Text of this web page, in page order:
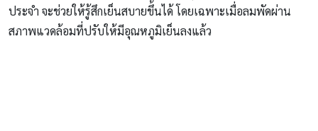
ประจำ จะช่วยให้รู้สึกเย็นสบายขึ้นได้ โดยเฉพาะเมื่อลมพัดผ่าน
สภาพแวดล้อมที่ปรับให้มีอุณหภูมิเย็นลงแล้ว